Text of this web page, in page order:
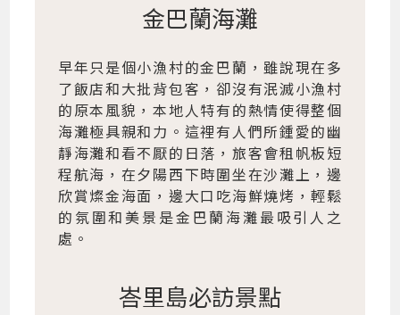
金巴蘭海灘
早年只是個小漁村的金巴蘭，雖說現在多
了飯店和大批背包客，卻沒有泯滅小漁村
的原本風貌，本地人特有的熱情使得整個
海灘極具親和力。這裡有人們所鍾愛的幽
靜海灘和看不厭的日落，旅客會租帆板短
程航海，在夕陽西下時圍坐在沙灘上，邊
欣賞燦金海面，邊大口吃海鮮燒烤，輕鬆
的氛圍和美景是金巴蘭海灘最吸引人之
處。
峇里島必訪景點